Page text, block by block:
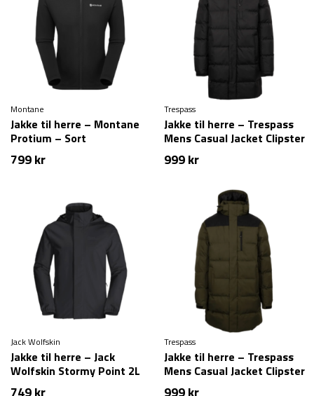
Montane
Jakke til herre – Montane
Protium – Sort
799kr
Trespass
Jakke til herre – Trespass
Mens Casual Jacket Clipster
– Sort
999kr
Jack Wolfskin
Jakke til herre – Jack
Wolfskin Stormy Point 2L
JKT M – Sort
749kr
Trespass
Jakke til herre – Trespass
Mens Casual Jacket Clipster
– Grøn
999kr